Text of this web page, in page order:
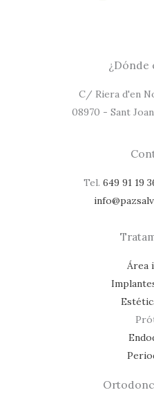
¿Dónde
C/ Riera d'en
08970 - Sant
Tel. 649 91 19
Área